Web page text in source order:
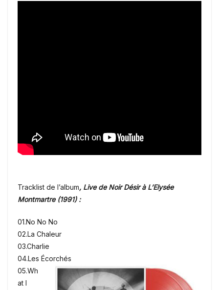
Tracklist de l’album, Live de Noir Désir à L’Elysée
Montmartre (1991) :
01.No No No
02.La Chaleur
03.Charlie
04.Les Écorchés
05.Wh
at I